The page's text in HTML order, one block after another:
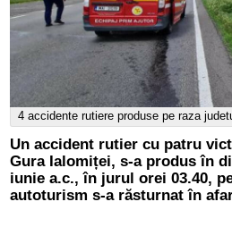
4 accidente rutiere produse pe raza
Un accident rutier cu patru
Gura Ialomiței, s-a produs în
iunie a.c., în jurul orei 03.40,
autoturism s-a răsturnat în